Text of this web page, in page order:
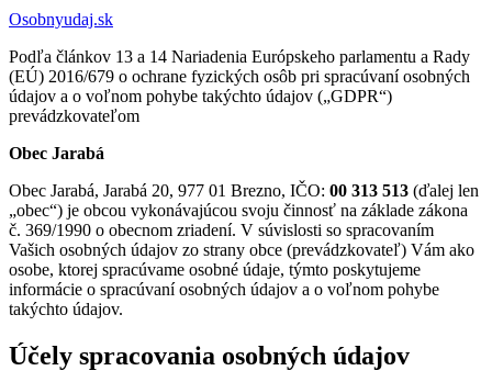
Osobnyudaj.sk
Podľa článkov 13 a 14 Nariadenia Európskeho parlamentu a Rady
(EÚ) 2016/679 o ochrane fyzických osôb pri spracúvaní osobných
údajov a o voľnom pohybe takýchto údajov („GDPR“)
prevádzkovateľom
Obec Jarabá
Obec Jarabá, Jarabá 20, 977 01 Brezno, IČO: 00 313 513 (ďalej len
„obec“) je obcou vykonávajúcou svoju činnosť na základe zákona
č. 369/1990 o obecnom zriadení. V súvislosti so spracovaním
Vašich osobných údajov zo strany obce (prevádzkovateľ) Vám ako
osobe, ktorej spracúvame osobné údaje, týmto poskytujeme
informácie o spracúvaní osobných údajov a o voľnom pohybe
takýchto údajov.
Účely spracovania osobných údajov